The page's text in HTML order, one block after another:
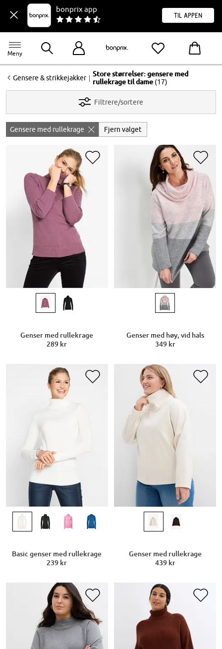
bonprix app
til appen
Meny
<Gensere & strikkejakker | Store størrelser: gensere med
rullekrage til dame (17)
Filtrere/sortere
Gensere med rullekrage Fjern valget
Genser med rullekrage
289 kr
Genser med høy, vid hals
349 kr
Basic genser med rullekrage
239 kr
Genser med rullekrage
439 kr